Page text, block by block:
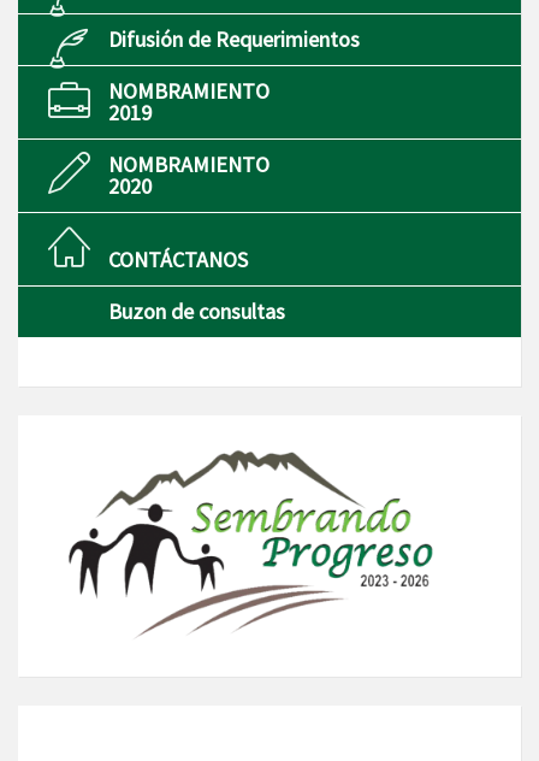
Difusión de Requerimientos
NOMBRAMIENTO
2019
NOMBRAMIENTO
2020
CONTÁCTANOS
Buzon de consultas